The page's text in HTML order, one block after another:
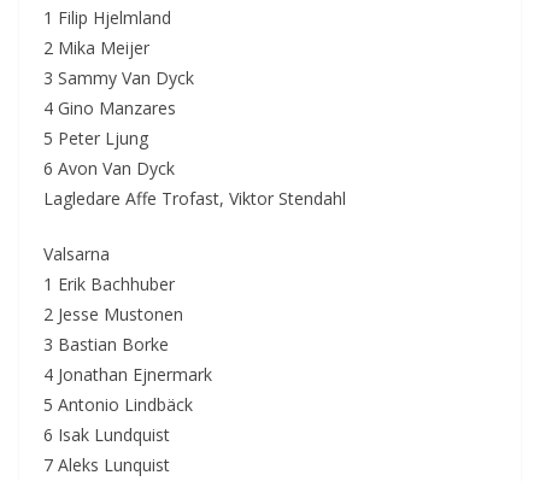
1 Filip Hjelmland
2 Mika Meijer
3 Sammy Van Dyck
4 Gino Manzares
5 Peter Ljung
6 Avon Van Dyck
Lagledare Affe Trofast, Viktor Stendahl
Valsarna
1 Erik Bachhuber
2 Jesse Mustonen
3 Bastian Borke
4 Jonathan Ejnermark
5 Antonio Lindbäck
6 Isak Lundquist
7 Aleks Lunquist